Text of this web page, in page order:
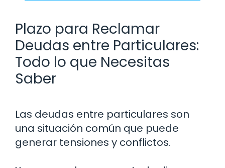
Plazo para Reclamar
Deudas entre Particulares:
Todo lo que Necesitas
Saber
Las deudas entre particulares son
una situación común que puede
generar tensiones y conflictos.